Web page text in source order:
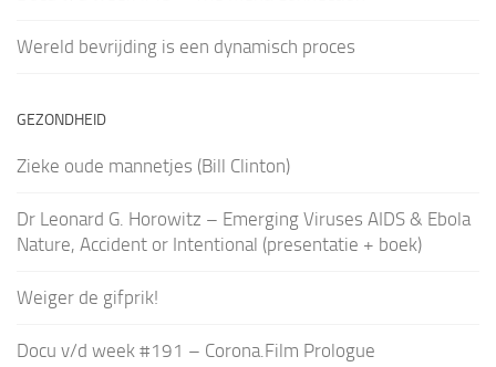
Wereld bevrijding is een dynamisch proces
GEZONDHEID
Zieke oude mannetjes (Bill Clinton)
Dr Leonard G. Horowitz – Emerging Viruses AIDS & Ebola
Nature, Accident or Intentional (presentatie + boek)
Weiger de gifprik!
Docu v/d week #191 – Corona.Film Prologue